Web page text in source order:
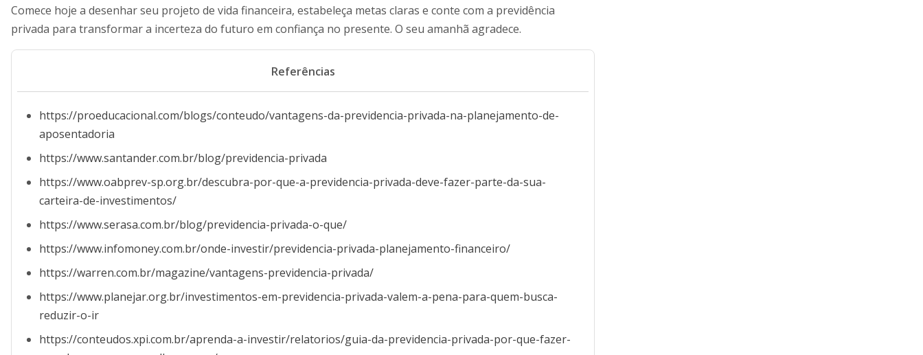
Comece hoje a desenhar seu projeto de vida financeira, estabeleça metas claras e conte com a previdência
privada para transformar a incerteza do futuro em confiança no presente. O seu amanhã agradece.
Referências
https://proeducacional.com/blogs/conteudo/vantagens-da-previdencia-privada-na-planejamento-de-
aposentadoria
https://www.santander.com.br/blog/previdencia-privada
https://www.oabprev-sp.org.br/descubra-por-que-a-previdencia-privada-deve-fazer-parte-da-sua-
carteira-de-investimentos/
https://www.serasa.com.br/blog/previdencia-privada-o-que/
https://www.infomoney.com.br/onde-investir/previdencia-privada-planejamento-financeiro/
https://warren.com.br/magazine/vantagens-previdencia-privada/
https://www.planejar.org.br/investimentos-em-previdencia-privada-valem-a-pena-para-quem-busca-
reduzir-o-ir
https://conteudos.xpi.com.br/aprenda-a-investir/relatorios/guia-da-previdencia-privada-por-que-fazer-